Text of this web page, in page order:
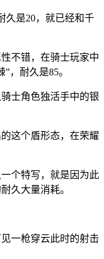
久是20，就已经和千
不错，在骑士玩家中
，耐久是85。
士角色独活手中的银
这个盾形态，在荣耀
个特写，就是因为此
久大量消耗。
一枪穿云此时的射击